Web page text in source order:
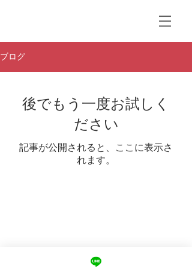
ブログ
後でもう一度お試しく
ださい
記事が公開されると、ここに表示さ
れます。